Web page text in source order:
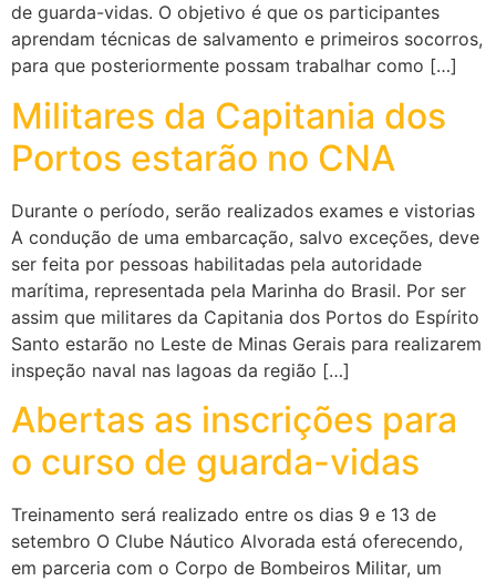
de guarda-vidas. O objetivo é que os participantes
aprendam técnicas de salvamento e primeiros socorros,
para que posteriormente possam trabalhar como […]
Militares da Capitania dos
Portos estarão no CNA
Durante o período, serão realizados exames e vistorias
A condução de uma embarcação, salvo exceções, deve
ser feita por pessoas habilitadas pela autoridade
marítima, representada pela Marinha do Brasil. Por ser
assim que militares da Capitania dos Portos do Espírito
Santo estarão no Leste de Minas Gerais para realizarem
inspeção naval nas lagoas da região […]
Abertas as inscrições para
o curso de guarda-vidas
Treinamento será realizado entre os dias 9 e 13 de
setembro O Clube Náutico Alvorada está oferecendo,
em parceria com o Corpo de Bombeiros Militar, um